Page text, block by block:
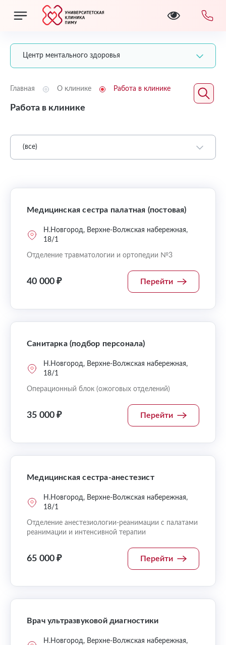
Центр ментального здоровья
Главная О клинике Работа в клинике
Работа в клинике
(все)
Медицинская сестра палатная (постовая)
Н.Новгород, Верхне-Волжская набережная,
18/1
Отделение травматологии и ортопедии №3
40 000 ₽ Перейти
Санитарка (подбор персонала)
Н.Новгород, Верхне-Волжская набережная,
18/1
Операционный блок (ожоговых отделений)
35 000 ₽ Перейти
Медицинская сестра-анестезист
Н.Новгород, Верхне-Волжская набережная,
18/1
Отделение анестезиологии-реанимации с палатами
реанимации и интенсивной терапии
65 000 ₽ Перейти
Врач ультразвуковой диагностики
Н.Новгород, Верхне-Волжская набережная,